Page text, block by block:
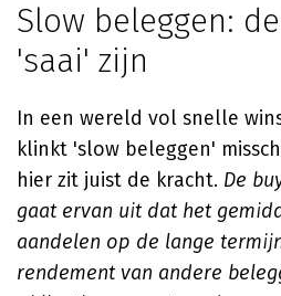
Slow beleggen:
'saai' zijn
In een wereld vol snelle
klinkt 'slow beleggen'
hier zit juist de kracht. De
gaat ervan uit dat het
aandelen op de lange
rendement van andere